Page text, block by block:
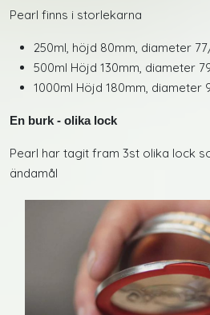
Pearl finns i storlekarna
250ml, höjd 80mm, diameter
500ml Höjd 130mm, diameter
1000ml Höjd 180mm, diameter
En burk - olika lock
Pearl har tagit fram 3st olika lock
ändamål